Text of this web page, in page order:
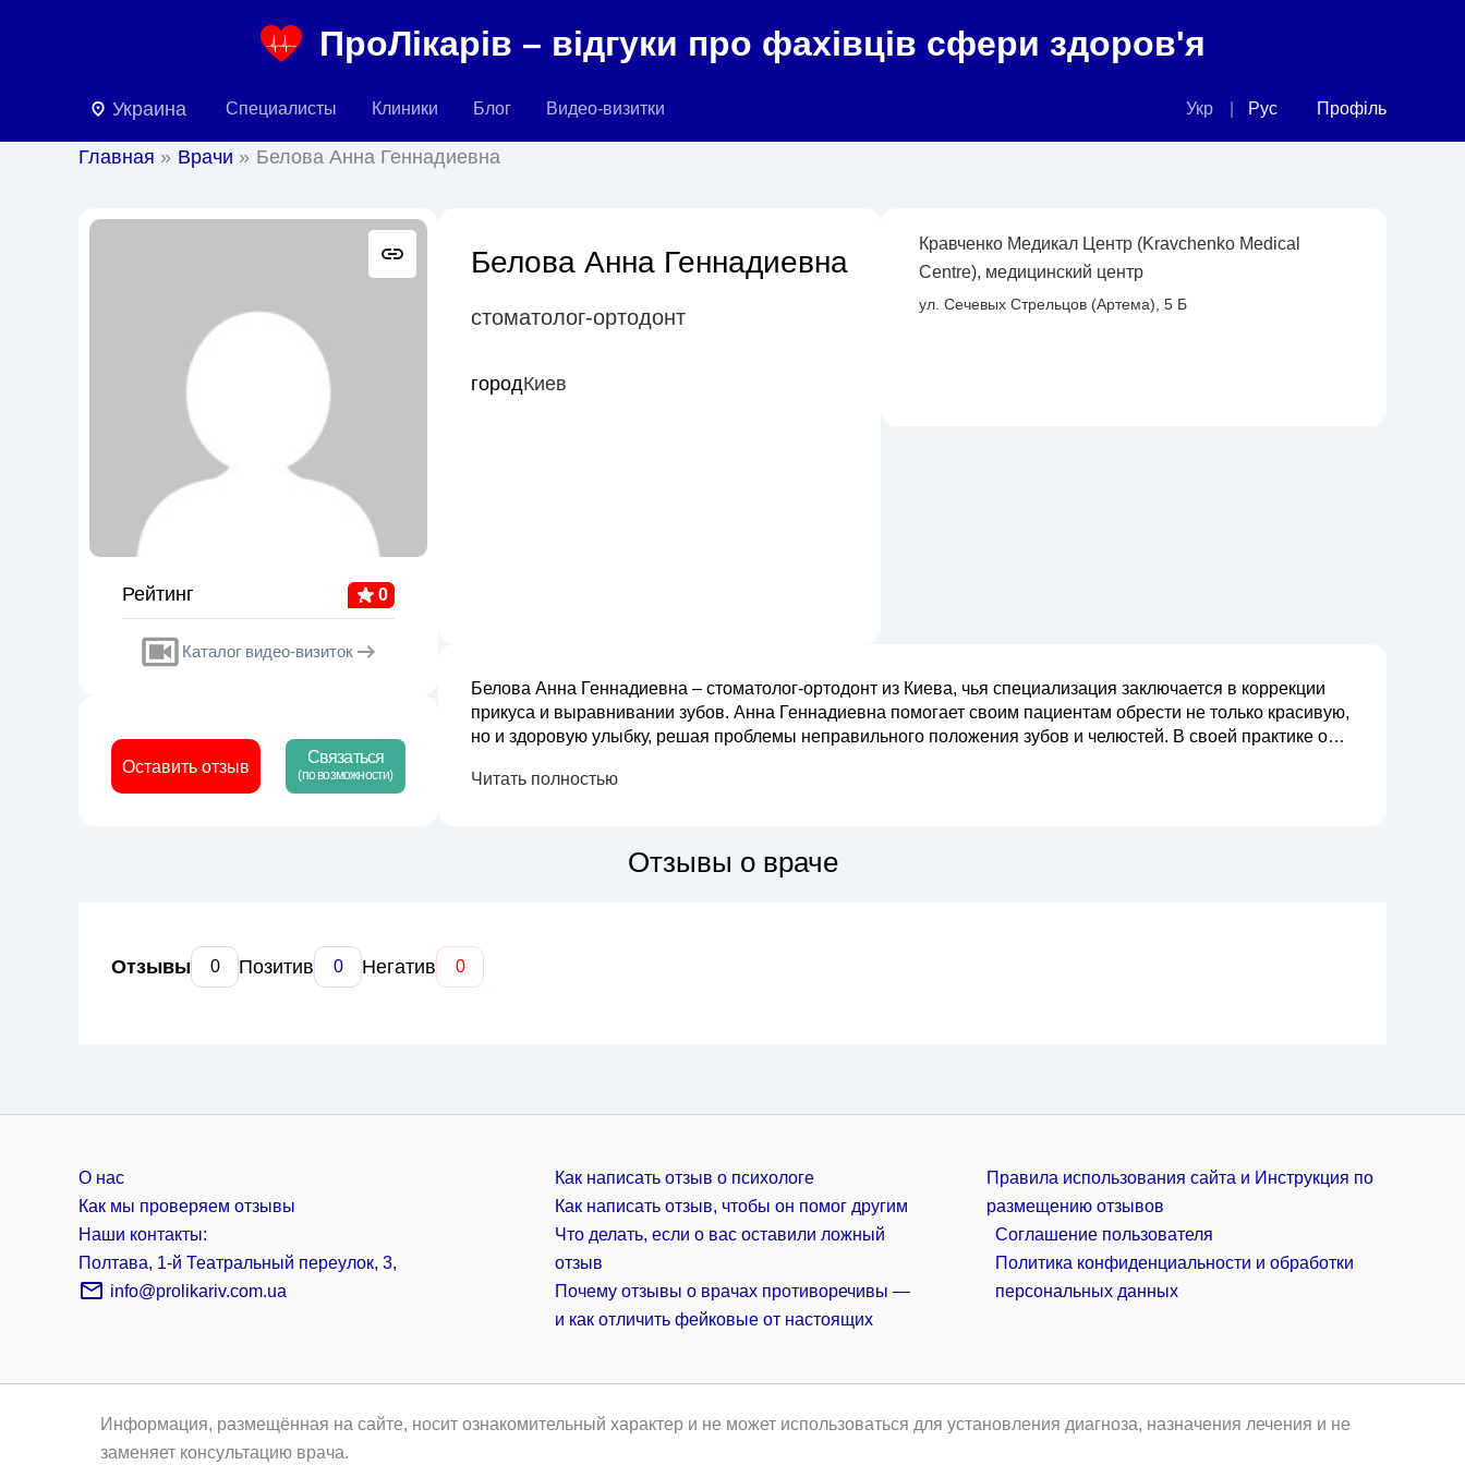
ПроЛікарів – відгуки про фахівців сфери здоров'я
Украина Специалисты Клиники Блог Видео-визитки Укр Рус Профіль
Главная Врачи Белова Анна Геннадиевна
Рейтинг 0
Каталог видео-визиток
Оставить отзыв
Связаться
(по возможности)
Белова Анна Геннадиевна
стоматолог-ортодонт
городКиев
Кравченко Медикал Центр (Kravchenko Medical
Centre), медицинский центр
ул. Сечевых Стрельцов (Артема), 5 Б
Белова Анна Геннадиевна – стоматолог-ортодонт из Киева, чья специализация заключается в коррекции
прикуса и выравнивании зубов. Анна Геннадиевна помогает своим пациентам обрести не только красивую,
но и здоровую улыбку, решая проблемы неправильного положения зубов и челюстей. В своей практике она
керамические, са...
Читать полностью
Отзывы о враче
Отзывы 0 Позитив 0 Негатив 0
О нас
Как мы проверяем отзывы
Наши контакты:
Полтава, 1-й Театральный переулок, 3,
info@prolikariv.com.ua
Как написать отзыв о психологе
Как написать отзыв, чтобы он помог другим
Что делать, если о вас оставили ложный
отзыв
Почему отзывы о врачах противоречивы —
и как отличить фейковые от настоящих
Правила использования сайта и Инструкция по
размещению отзывов
Соглашение пользователя
Политика конфиденциальности и обработки
персональных данных
Информация, размещённая на сайте, носит ознакомительный характер и не может использоваться для установления диагноза, назначения лечения и не
заменяет консультацию врача.